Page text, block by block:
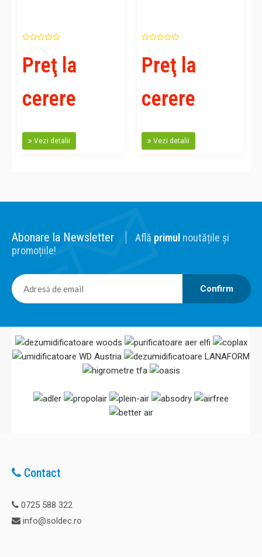
Preţ la
cerere
Vezi detalii
Preţ la
cerere
Vezi detalii
Abonare la Newsletter Află primul noutățile și
promoțiile!
Confirm
Contact
0725 588 322
info@soldec.ro